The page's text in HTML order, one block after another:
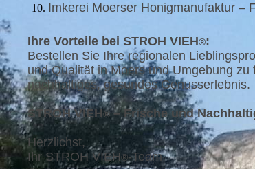
Imkerei Moerser Honigmanufaktur –
Ihre Vorteile bei STROH VIEH®:
Bestellen Sie Ihre regionalen
und Qualität in Moers und Umgebung
nachhaltiges, gesundes Genusserlebnis.
STROH VIEH®– Frische und
Herzlichst,
Ihr STROH VIEH®-Team